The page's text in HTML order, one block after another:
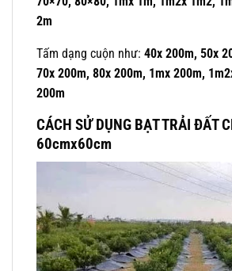
2m
Tấm dạng cuộn như: 40x 200m, 50x
70x 200m, 80x 200m, 1mx 200m,
200m
CÁCH SỬ DỤNG BẠT TRẢI ĐẤT
60cmx60cm